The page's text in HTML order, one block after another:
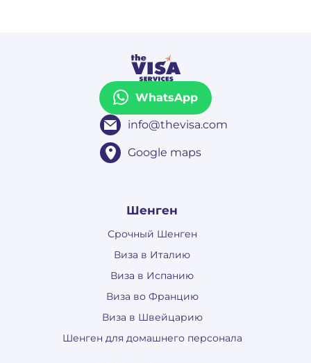
WhatsApp
info@thevisa.com
Google maps
Шенген
Срочный Шенген
Виза в Италию
Виза в Испанию
Виза во Францию
Виза в Швейцарию
Шенген для домашнего персонала